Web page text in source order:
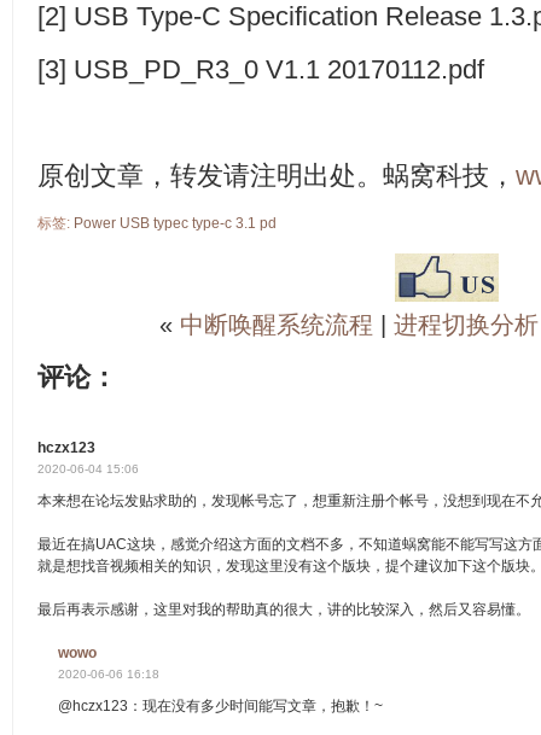
[2] USB Type-C Specification Release
[3] USB_PD_R3_0 V1.1 20170112.pdf
原创文章，转发请注明出处。蜗窝科技，
标签: Power USB typec type-c 3.1 pd
« 中断唤醒系统流程 进程切换分
评论：
hczx123
2020-06-04 15:06
本来想在论坛发贴求助的，发现帐号忘了，想重新注册个帐号，没想到现在不
最近在搞UAC这块，感觉介绍这方面的文档不多，不知道蜗窝能不能写写这方
就是想找音视频相关的知识，发现这里没有这个版块，提个建议加下这个版块
最后再表示感谢，这里对我的帮助真的很大，讲的比较深入，然后又容易懂。
wowo
2020-06-06 16:18
@hczx123：现在没有多少时间能写文章，抱歉！~